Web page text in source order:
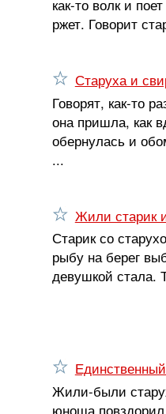
как-то волк и
ржет. Говорит
Старуха и
Говорят, как-то
она пришла, как
обернулась и
...
Жили старик
Старик со
рыбу на берег
девушкой стала.
Жили-были
юноша